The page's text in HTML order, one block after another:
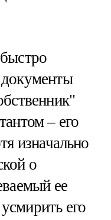
– его
изначально
о
ее
его